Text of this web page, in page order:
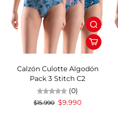
38%OFF
Calzón Culotte Algodón
Pack 3 Stitch C2
(0)
$15.990 $9.990